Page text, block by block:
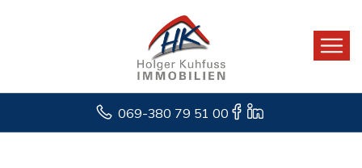
069-380 79 51 00